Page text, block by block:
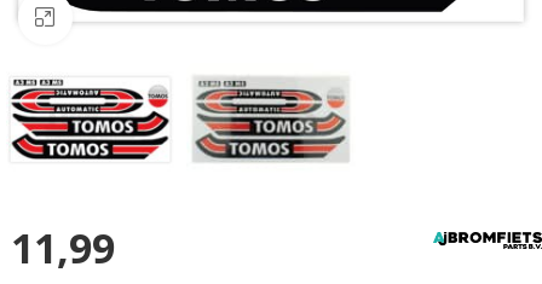
Klik om te vergroten
11,99